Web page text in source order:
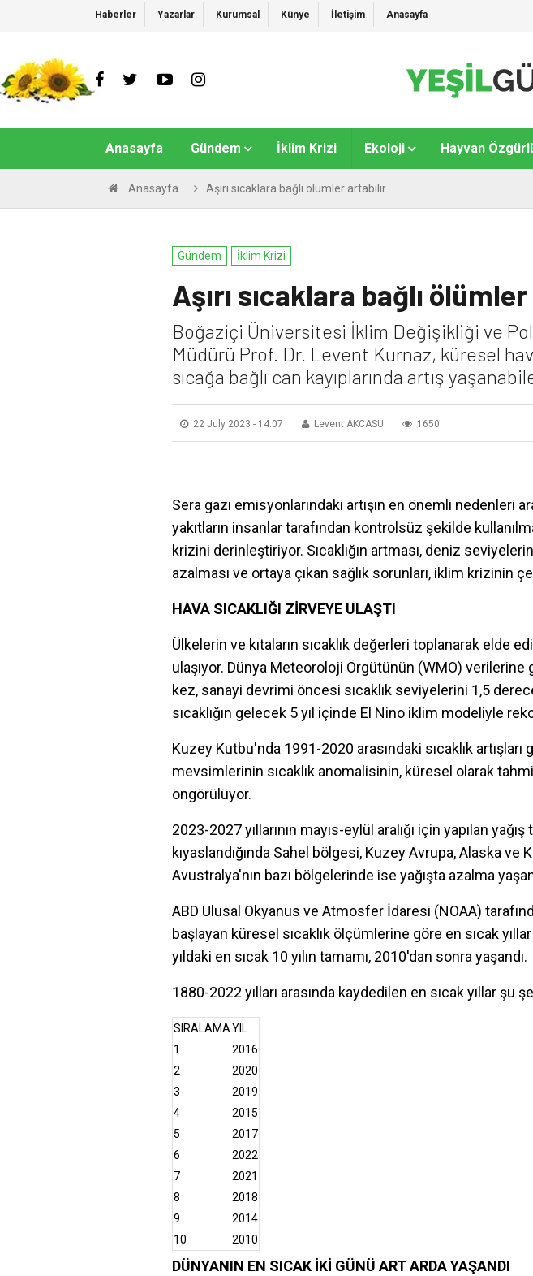
Haberler Yazarlar Kurumsal Künye İletişim Anasayfa
Anasayfa Gündem İklim Krizi Ekoloji Hayvan
Anasayfa Aşırı sıcaklara bağlı ölümler artabilir
Gündem İklim Krizi
Aşırı sıcaklara bağlı
Boğaziçi Üniversitesi İklim Değişikliği ve
Müdürü Prof. Dr. Levent Kurnaz, küresel
sıcağa bağlı can kayıplarında artış
22 July 2023 - 14:07 Levent AKCASU 1650
Sera gazı emisyonlarındaki artışın en önemli nedenleri
yakıtların insanlar tarafından kontrolsüz şekilde
krizini derinleştiriyor. Sıcaklığın artması, deniz
azalması ve ortaya çıkan sağlık sorunları, iklim
HAVA SICAKLIĞI ZİRVEYE ULAŞTI
Ülkelerin ve kıtaların sıcaklık değerleri toplanarak elde
ulaşıyor. Dünya Meteoroloji Örgütünün (WMO) verilerine
kez, sanayi devrimi öncesi sıcaklık seviyelerini 1,5
sıcaklığın gelecek 5 yıl içinde El Nino iklim modeliyle
Kuzey Kutbu'nda 1991-2020 arasındaki sıcaklık artışları
mevsimlerinin sıcaklık anomalisinin, küresel olarak
öngörülüyor.
2023-2027 yıllarının mayıs-eylül aralığı için yapılan
kıyaslandığında Sahel bölgesi, Kuzey Avrupa, Alaska ve
Avustralya'nın bazı bölgelerinde ise yağışta azalma
ABD Ulusal Okyanus ve Atmosfer İdaresi (NOAA)
başlayan küresel sıcaklık ölçümlerine göre en sıcak
yıldaki en sıcak 10 yılın tamamı, 2010'dan sonra yaşandı.
1880-2022 yılları arasında kaydedilen en sıcak yıllar şu
SIRALAMAYIL
1
2016
2
2020
3
2019
4
2015
5
2017
6
2022
7
2021
8
2018
9
2014
10
2010
DÜNYANIN EN SICAK İKİ GÜNÜ ART ARDA YAŞANDI